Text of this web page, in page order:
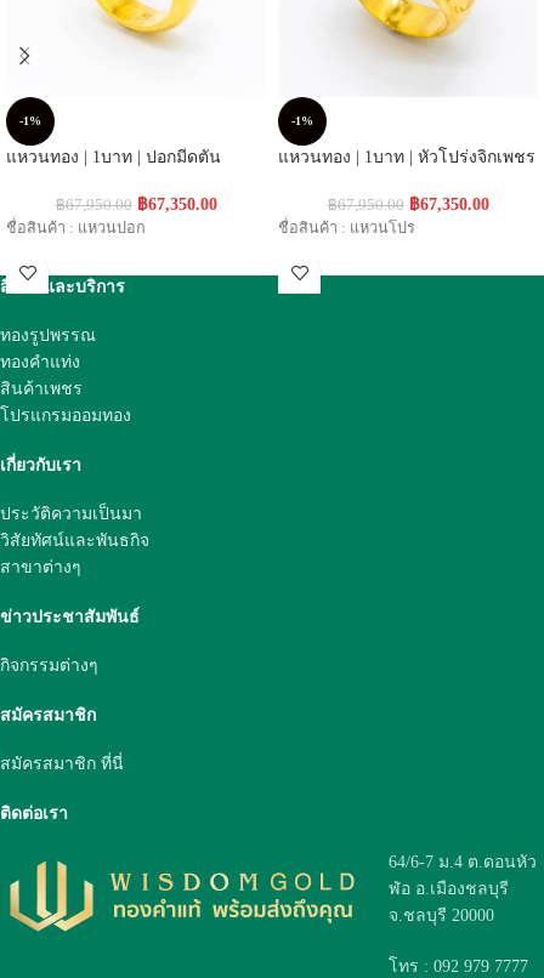
-1%
แหวนทอง | 1บาท | ปอกมีดตัน
฿67,950.00 ฿67,350.00
ชื่อสินค้า : แหวนปอก
-1%
แหวนทอง | 1บาท | หัวโปร่งจิกเพชร
฿67,950.00 ฿67,350.00
ชื่อสินค้า : แหวนโปร
สินค้าและบริการ
ทองรูปพรรณ
ทองคำแท่ง
สินค้าเพชร
โปรแกรมออมทอง
เกี่ยวกับเรา
ประวัติความเป็นมา
วิสัยทัศน์และพันธกิจ
สาขาต่างๆ
ข่าวประชาสัมพันธ์
กิจกรรมต่างๆ
สมัครสมาชิก
สมัครสมาชิก ที่นี่
ติดต่อเรา
64/6-7 ม.4 ต.ดอนหัว
ฬ่อ อ.เมืองชลบุรี
จ.ชลบุรี 20000
โทร : 092 979 7777